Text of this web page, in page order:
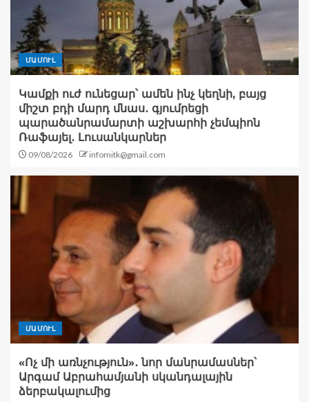
ՄԱՄՈՒԼ
Կամքի ուժ ունեցար՝ ամեն ինչ կեղնի, բայց
միշտ բդի մարդ մնաս․ գյումրեցի
պարածանրամարտի աշխարհի չեմպիոն
Ռաֆայել․ Լուսանկարներ
09/08/2026 infomitk@gmail.com
ՄԱՄՈՒԼ
«Ոչ մի առնչություն»․ նոր մանրամասներ՝
Արգամ Աբրահամյանի սկանդալային
ձերբակալումից